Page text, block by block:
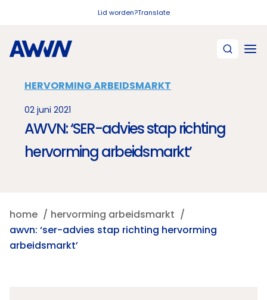
Lid worden?Translate
HERVORMING ARBEIDSMARKT
02 juni 2021
AWVN: ‘SER-advies stap richting
hervorming arbeidsmarkt’
home
hervorming arbeidsmarkt
awvn: ‘ser-advies stap richting hervorming
arbeidsmarkt’